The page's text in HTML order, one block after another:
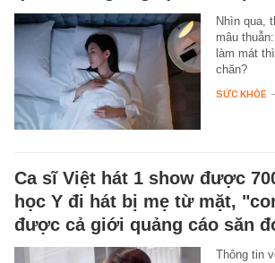
Nhìn qua,
mâu
làm mát
chăn?
SỨC KHỎE -
Ca sĩ Việt hát 1 show được
học Y đi hát bị mẹ từ mặt,
được cả giới quảng cáo săn
Thông tin